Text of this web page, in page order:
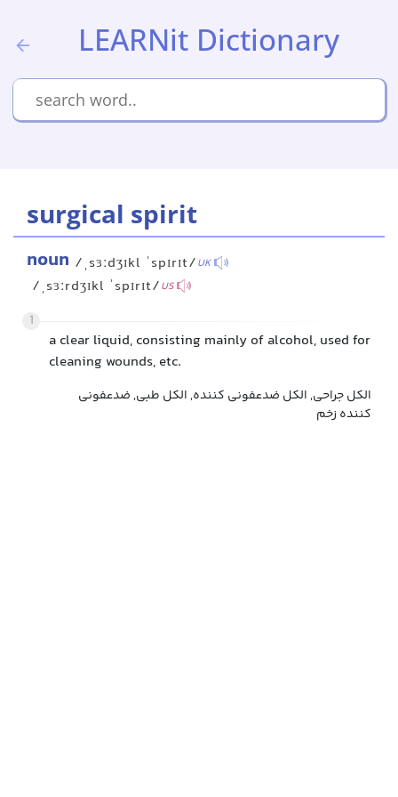
LEARNit Dictionary
surgical spirit
noun /ˌsɜːdʒɪkl ˈspɪrɪt/UK
/ˌsɜːrdʒɪkl ˈspɪrɪt/US
1
a clear liquid, consisting mainly of alcohol, used for
cleaning wounds, etc.
الکل جراحی, الکل ضدعفونی کننده, الکل طبی, ضدعفونی
کننده زخم